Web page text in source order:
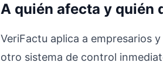
A quién afecta y quién
VeriFactu aplica a empresarios
otro sistema de control